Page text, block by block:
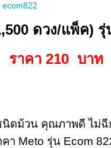
ดวง/แพ็ค) รุ่
ราคา 210 บาท
นิดม้วน คุณภาพดี ไม่ฉี
า Meto รุ่น Ecom